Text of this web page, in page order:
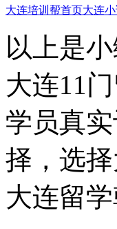
大连培训帮首页大连
以上是
大连11
学员真
择，选
大连留